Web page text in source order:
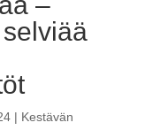
| Kestävän